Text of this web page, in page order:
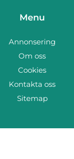
Menu
Annonsering
Om oss
Cookies
Kontakta oss
Sitemap